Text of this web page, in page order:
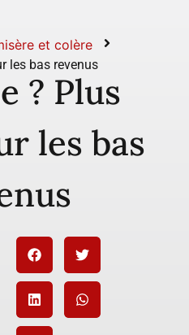
et colère
les bas revenus
? Plus
les bas